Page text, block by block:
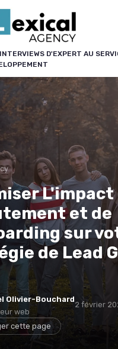
D'EXPERT AU
L'impact
et de
sur
de Lead
Olivier-Bouchard
web
2 février
cette page
des cookies